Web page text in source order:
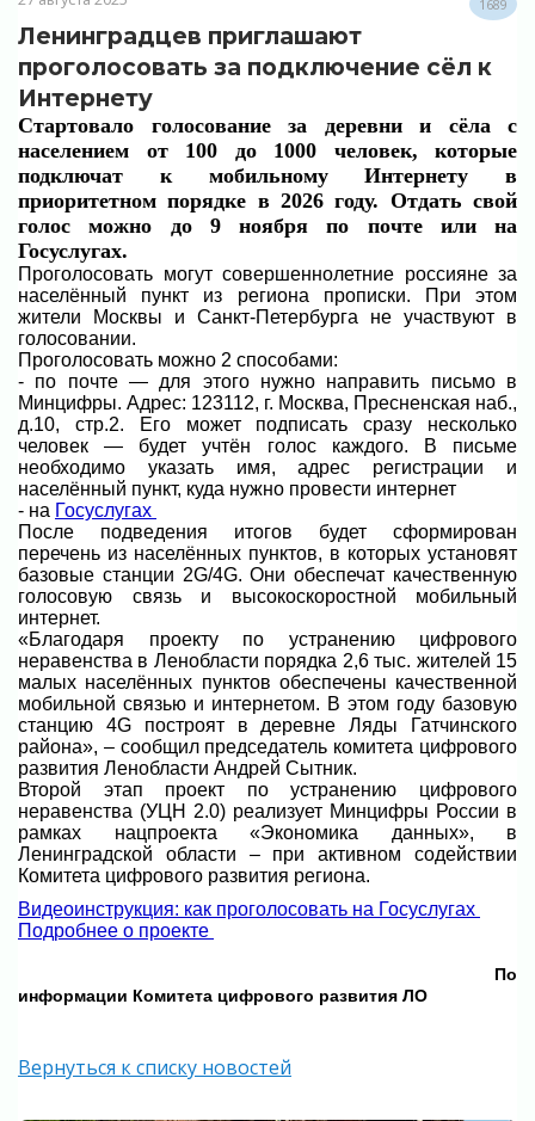
1689
Ленинградцев приглашают
проголосовать за подключение сёл к
Интернету
Стартовало голосование за деревни и сёла с
населением от 100 до 1000 человек, которые
подключат к мобильному Интернету в
приоритетном порядке в 2026 году. Отдать свой
голос можно до 9 ноября по почте или на
Госуслугах.
Проголосовать могут совершеннолетние россияне за
населённый пункт из региона прописки. При этом
жители Москвы и Санкт-Петербурга не участвуют в
голосовании.
Проголосовать можно 2 способами:
- по почте — для этого нужно направить письмо в
Минцифры. Адрес: 123112, г. Москва, Пресненская наб.,
д.10, стр.2. Его может подписать сразу несколько
человек — будет учтён голос каждого. В письме
необходимо указать имя, адрес регистрации и
населённый пункт, куда нужно провести интернет
- на Госуслугах
После подведения итогов будет сформирован
перечень из населённых пунктов, в которых установят
базовые станции 2G/4G. Они обеспечат качественную
голосовую связь и высокоскоростной мобильный
интернет.
«Благодаря проекту по устранению цифрового
неравенства в Ленобласти порядка 2,6 тыс. жителей 15
малых населённых пунктов обеспечены качественной
мобильной связью и интернетом. В этом году базовую
станцию 4G построят в деревне Ляды Гатчинского
района», – сообщил председатель комитета цифрового
развития Ленобласти Андрей Сытник.
Второй этап проект по устранению цифрового
неравенства (УЦН 2.0) реализует Минцифры России в
рамках нацпроекта «Экономика данных», в
Ленинградской области – при активном содействии
Комитета цифрового развития региона.
Видеоинструкция: как проголосовать на Госуслугах
Подробнее о проекте
По
информации Комитета цифрового развития ЛО
Вернуться к списку новостей